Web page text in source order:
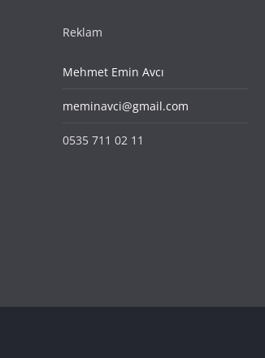
Reklam
Mehmet Emin Avcı
meminavci@gmail.com
0535 711 02 11